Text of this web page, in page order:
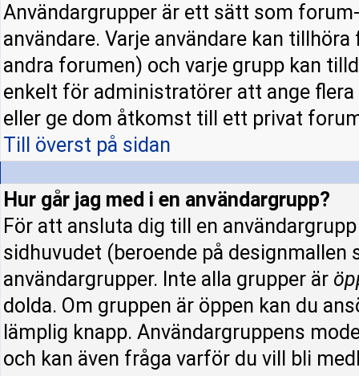
Användargrupper är ett sätt som
användare. Varje användare kan
andra forumen) och varje grupp kan
enkelt för administratörer att ange
eller ge dom åtkomst till ett privat
Till överst på sidan
Hur går jag med i en användargrupp?
För att ansluta dig till en
sidhuvudet (beroende på designmallen
användargrupper. Inte alla grupper är
dolda. Om gruppen är öppen kan du
lämplig knapp. Användargruppens
och kan även fråga varför du vill bli